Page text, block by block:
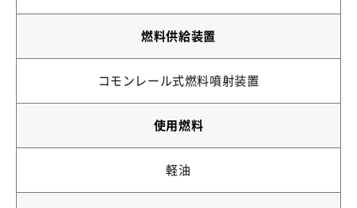
燃料供給装置
コモンレール式燃料噴射装置
使用燃料
軽油